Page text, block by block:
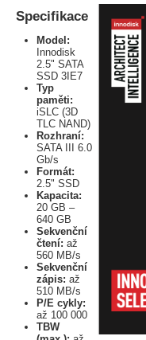
Specifikace
Model:
Innodisk
2.5" SATA
SSD 3IE7
Typ
paměti:
iSLC (3D
TLC NAND)
Rozhraní:
SATA III 6.0
Gb/s
Formát:
2.5" SSD
Kapacita:
20 GB –
640 GB
Sekvenční
čtení: až
560 MB/s
Sekvenční
zápis: až
510 MB/s
P/E cykly:
až 100 000
TBW